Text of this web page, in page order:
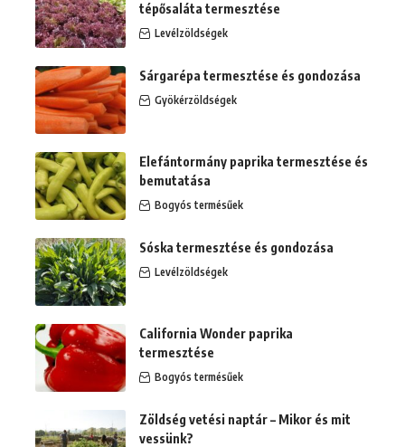
tépősaláta termesztése
Levélzöldségek
Sárgarépa termesztése és gondozása
Gyökérzöldségek
Elefántormány paprika termesztése és
bemutatása
Bogyós termésűek
Sóska termesztése és gondozása
Levélzöldségek
California Wonder paprika
termesztése
Bogyós termésűek
Zöldség vetési naptár – Mikor és mit
vessünk?